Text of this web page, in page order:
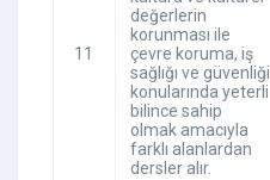
11
değerlerin
korunması ile
çevre koruma, iş
sağlığı ve güvenliği
konularında yeterli
bilince sahip
olmak amacıyla
farklı alanlardan
dersler alır.